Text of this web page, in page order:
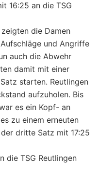
16:25 an die TSG
die Damen
und Angriffe
auch die Abwehr
damit mit einer
starten. Reutlingen
aufzuholen. Bis
es ein Kopf- an
zu einem erneuten
dritte Satz mit 17:25
die TSG Reutlingen